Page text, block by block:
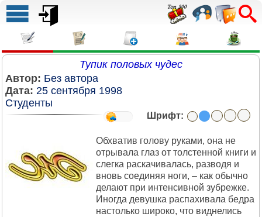
Тупик половых чудес
Автор: Без автора
Дата: 25 сентября 1998
Студенты
Шрифт:
Обхватив голову руками, она не
отрывала глаз от толстенной книги и
слегка раскачивалась, разводя и
вновь соединяя ноги, – как обычно
делают при интенсивной зубрежке.
Иногда девушка распахивала бедра
настолько широко, что виднелись